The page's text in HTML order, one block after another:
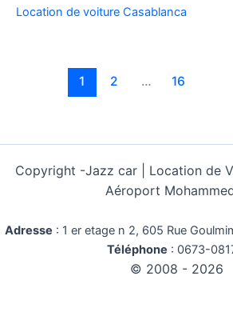
Pas
Location de voiture Casablanca
1 2 … 16
Copyright -Jazz car | Location de
Aéroport
Adresse : 1 er etage n 2, 605 Rue
Téléphone : 0673-
© 2008 - 2026